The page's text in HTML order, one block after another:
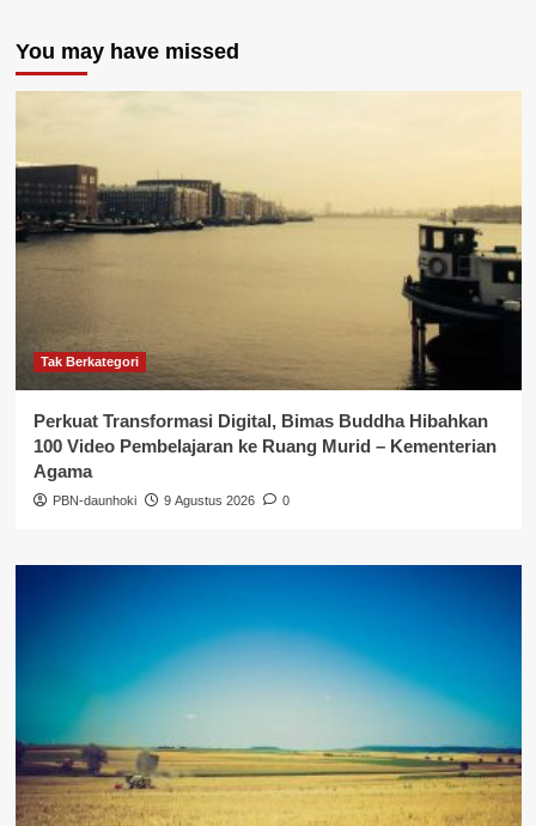
You may have missed
Tak Berkategori
Perkuat Transformasi Digital, Bimas Buddha Hibahkan
100 Video Pembelajaran ke Ruang Murid – Kementerian
Agama
PBN-daunhoki 9 Agustus 2026 0